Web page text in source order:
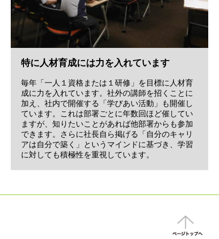
特に人材育成には力を入れています
毎年「一人１資格または１研修」を目標に人材育
成に力を入れています。社外の講師を招くことに
加え、社内で開催する「学びあい活動」も開催し
ています。これは部署ごとに年数回ほど催してい
ますが、知りたいことがあれば他部署からも参加
できます。さらに社長自ら掲げる「自分のキャリ
アは自分で築く」というマインドに基づき、学習
に対しても積極性を重視しています。